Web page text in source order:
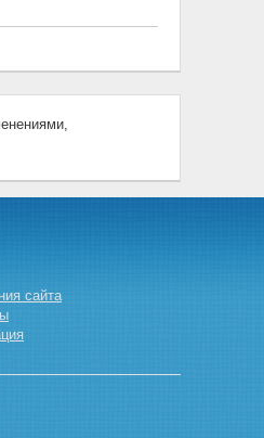
сайта